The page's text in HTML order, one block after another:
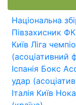
Національна
Півзахисник
Київ Ліга
(асоціативний
Іспанія Бокс
удар
Італія Київ